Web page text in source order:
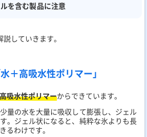
を含む製品に注意
していきます。
＋高吸水性ポリマー」
吸水性ポリマーからできています。
量の水を大量に吸収して膨張し、ジェル
。ジェル状になると、純粋な氷よりも長
るわけです。